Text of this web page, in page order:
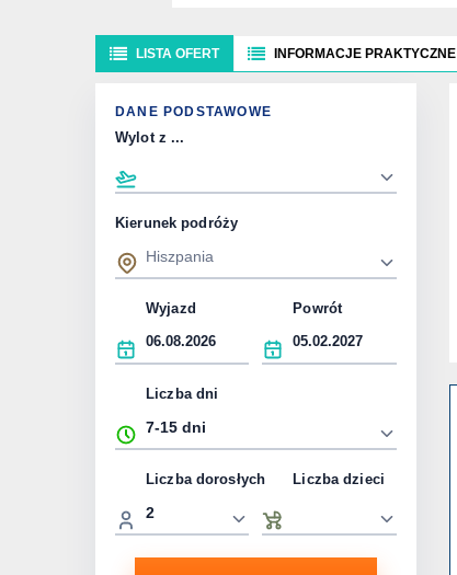
LISTA OFERT INFORMACJE PRAKTYCZNE
DANE PODSTAWOWE
Wylot z ...
Kierunek podróży
Wyjazd Powrót
Liczba dni
Liczba dorosłych Liczba dzieci